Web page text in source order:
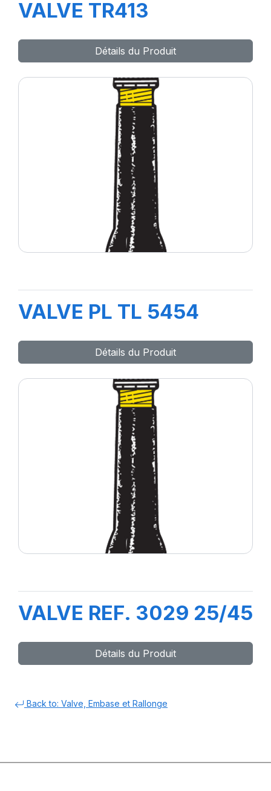
VALVE TR413
Détails du Produit
VALVE PL TL 5454
Détails du Produit
VALVE REF. 3029 25/45
Détails du Produit
Back to: Valve, Embase et Rallonge